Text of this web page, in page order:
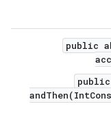
public
public